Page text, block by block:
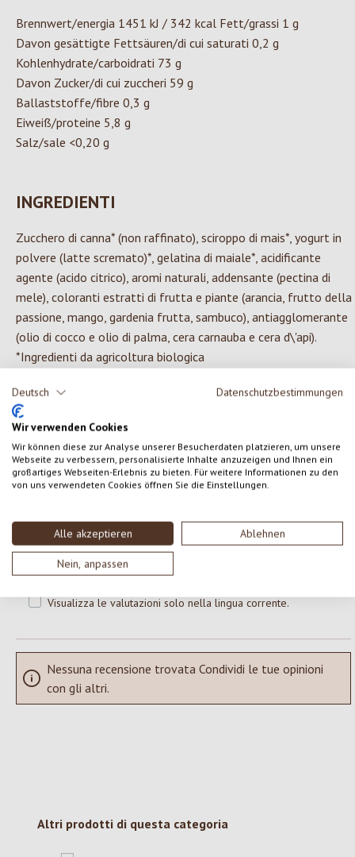
Deutsch Datenschutzbestimmungen
Wir verwenden Cookies
Wir können diese zur Analyse unserer Besucherdaten platzieren, um unsere
Webseite zu verbessern, personalisierte Inhalte anzuzeigen und Ihnen ein
großartiges Webseiten-Erlebnis zu bieten. Für weitere Informationen zu den
von uns verwendeten Cookies öffnen Sie die Einstellungen.
Alle akzeptieren Ablehnen
Nein, anpassen
Brennwert/energia 1451 kJ / 342 kcal Fett/grassi 1 g
Davon gesättigte Fettsäuren/di cui saturati 0,2 g
Kohlenhydrate/carboidrati 73 g
Davon Zucker/di cui zuccheri 59 g
Ballaststoffe/fibre 0,3 g
Eiweiß/proteine 5,8 g
Salz/sale <0,20 g
INGREDIENTI
Zucchero di canna* (non raffinato), sciroppo di mais*, yogurt in
polvere (latte scremato)*, gelatina di maiale*, acidificante
agente (acido citrico), aromi naturali, addensante (pectina di
mele), coloranti estratti di frutta e piante (arancia, frutto della
passione, mango, gardenia frutta, sambuco), antiagglomerante
(olio di cocco e olio di palma, cera carnauba e cera d\'api).
*Ingredienti da agricoltura biologica
0 di 0 valutazioni
Valutazione media di 0 su 5 stelle
Formula una valutazione!
Condividi le tue esperienze con il prodotto con altri clienti.
SCRIVERE UNA RECENSIONE
Visualizza le valutazioni solo nella lingua corrente.
Nessuna recensione trovata Condividi le tue opinioni
con gli altri.
Salta la galleria dei prodotti
Altri prodotti di questa categoria